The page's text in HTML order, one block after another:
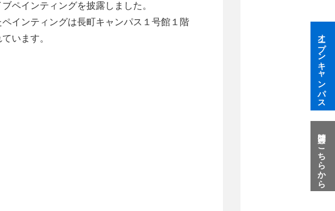
ペインティングを披露しました。
ペインティングは長町キャンパス１号館１階
います。
オープンキャンパス
質問はこちらから